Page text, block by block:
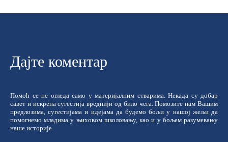
Дајте коментар
Помоћ се не огледа само у материјалним стварима. Некада су добар
савет и искрена сугестија вреднији од било чега. Помозите нам Вашим
предлозима, сугестијама и идејама да будемо бољи у нашој жељи да
помогнемо младима у њиховом школовању, као и у бољем разумевању
наше историје.